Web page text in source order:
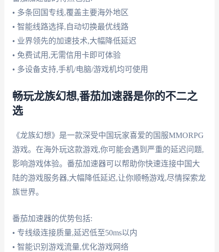
• 多条回国专线,覆盖主要海外地区
• 智能线路选择,自动切换最优线路
• 业界领先的加速技术,大幅降低延迟
• 免费试用,无需信用卡即可体验
• 多设备支持,手机/电脑/游戏机均可使用
畅玩龙族幻想,番茄加速器是你的不二之
选
《龙族幻想》是一款深受中国玩家喜爱的国服MMORPG
游戏。在海外玩这款游戏,你可能会遇到严重的延迟问题,
影响游戏体验。番茄加速器可以帮助你快速连接中国大
陆的游戏服务器,大幅降低延迟,让你顺畅游戏,尽情探索龙
族世界。
番茄加速器的优势包括:
• 专线级连接质量,延迟低至50ms以内
• 智能识别游戏流量,优化游戏网络